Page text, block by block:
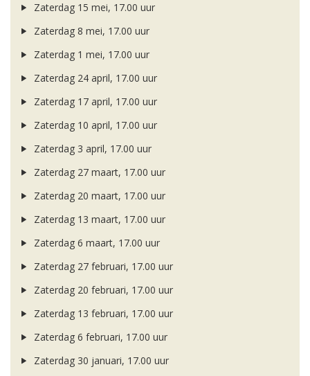
Zaterdag 15 mei, 17.00 uur
Zaterdag 8 mei, 17.00 uur
Zaterdag 1 mei, 17.00 uur
Zaterdag 24 april, 17.00 uur
Zaterdag 17 april, 17.00 uur
Zaterdag 10 april, 17.00 uur
Zaterdag 3 april, 17.00 uur
Zaterdag 27 maart, 17.00 uur
Zaterdag 20 maart, 17.00 uur
Zaterdag 13 maart, 17.00 uur
Zaterdag 6 maart, 17.00 uur
Zaterdag 27 februari, 17.00 uur
Zaterdag 20 februari, 17.00 uur
Zaterdag 13 februari, 17.00 uur
Zaterdag 6 februari, 17.00 uur
Zaterdag 30 januari, 17.00 uur